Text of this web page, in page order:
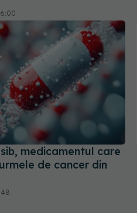
medicamentul care
de cancer din